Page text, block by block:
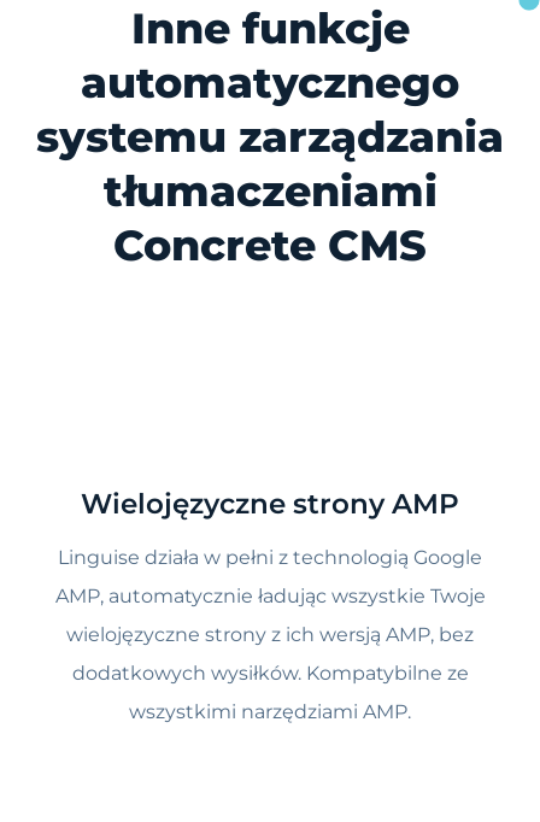
Inne funkcje
automatycznego
systemu zarządzania
tłumaczeniami
Concrete CMS
Wielojęzyczne strony AMP
Linguise działa w pełni z technologią Google
AMP, automatycznie ładując wszystkie Twoje
wielojęzyczne strony z ich wersją AMP, bez
dodatkowych wysiłków. Kompatybilne ze
wszystkimi narzędziami AMP.